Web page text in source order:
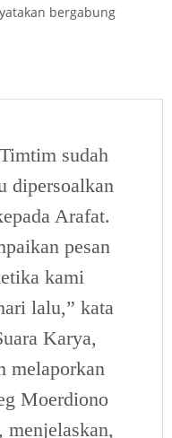
bergabung
sudah
dipersoalkan
Arafat.
pesan
kami
lalu,” kata
Karya,
melaporkan
Moerdiono
menjelaskan,